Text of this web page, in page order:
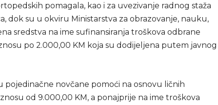
pomagala, kao i za uvezivanje radnog staža
dok su u okviru Ministarstva za obrazovanje, nauku,
sredstva na ime sufinansiranja troškova odbrane
po 2.000,00 KM koja su dodijeljena putem javnog
pojedinačne novčane pomoći na osnovu ličnih
od 9.000,00 KM, a ponajprije na ime troškova